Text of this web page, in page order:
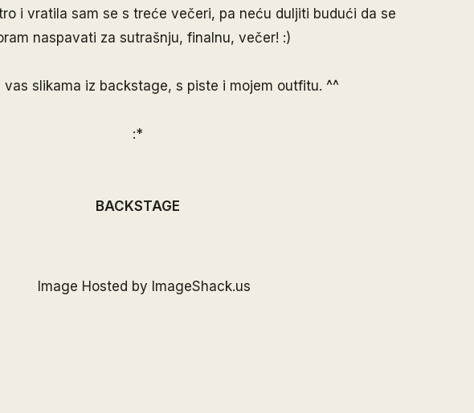
i vratila sam se s treće večeri, pa neću duljiti budući da se
naspavati za sutrašnju, finalnu, večer! :)
vas slikama iz backstage, s piste i mojem outfitu. ^^
:*
BACKSTAGE